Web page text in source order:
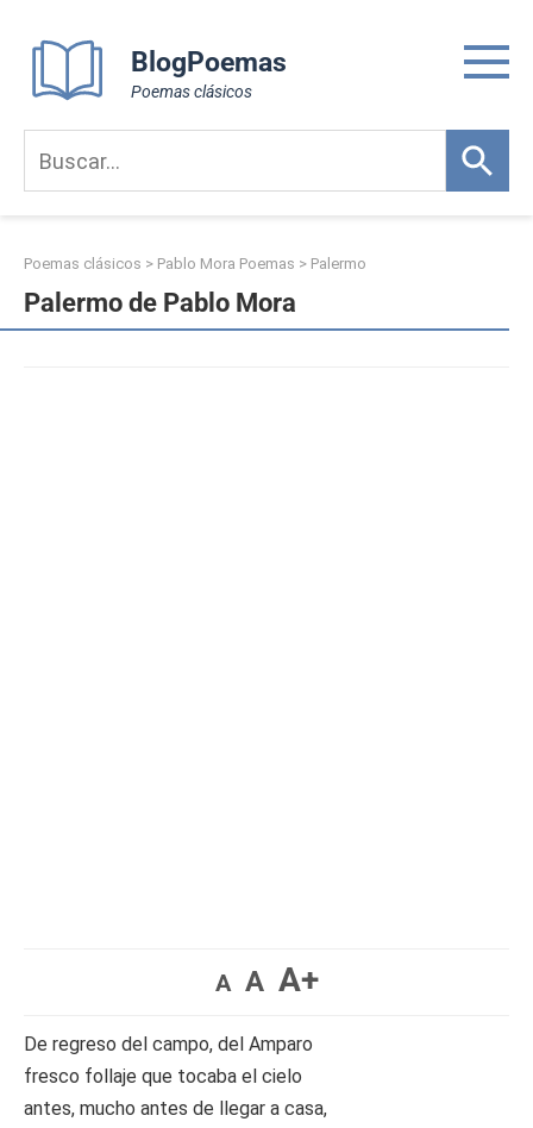
content
BlogPoemas
Poemas clásicos
Poemas clásicos > Pablo Mora Poemas > Palermo
Palermo de Pablo Mora
A A A+
De regreso del campo, del Amparo
fresco follaje que tocaba el cielo
antes, mucho antes de llegar a casa,